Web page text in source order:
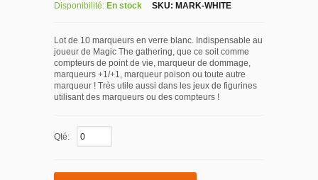
Disponibilité: En stock SKU: MARK-WHITE
Lot de 10 marqueurs en verre blanc. Indispensable au
joueur de Magic The gathering, que ce soit comme
compteurs de point de vie, marqueur de dommage,
marqueurs +1/+1, marqueur poison ou toute autre
marqueur ! Très utile aussi dans les jeux de figurines
utilisant des marqueurs ou des compteurs !
Qté: